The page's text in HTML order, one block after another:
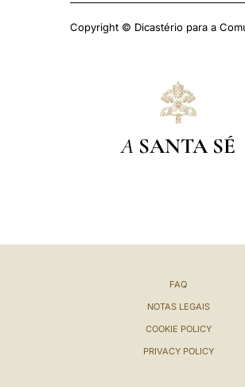
Copyright © Dicastério para a
A SANTA SÉ
FAQ
NOTAS LEGAIS
COOKIE POLICY
PRIVACY POLICY